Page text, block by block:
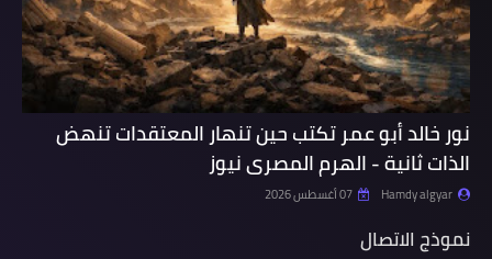
نور خالد أبو عمر تكتب حين تنهار المعتقدات تنهض
الذات ثانية - الهرم المصرى نيوز
Hamdy algyar 07 أغسطس 2026
نموذج الاتصال